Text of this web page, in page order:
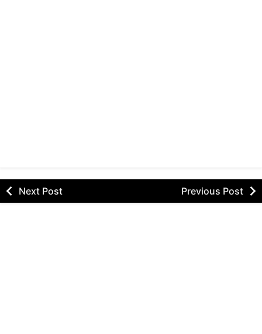
Next Post Previous Post